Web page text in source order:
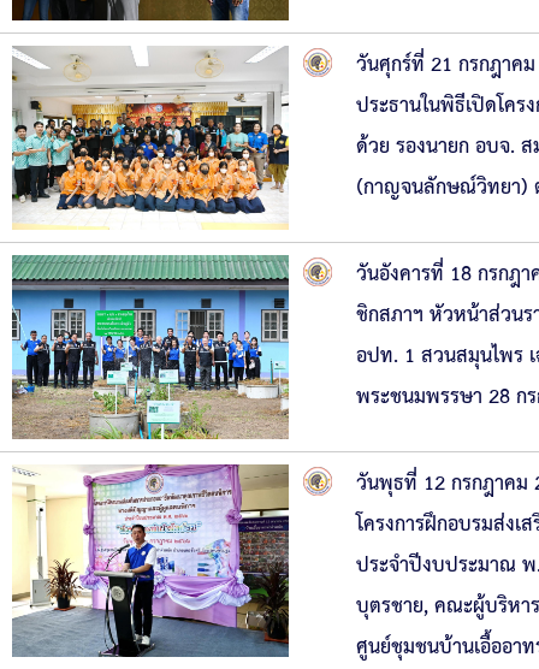
วันศุกร์ที่ 21 กรกฎาค
ประธานในพิธีเปิดโค
ด้วย รองนายก อบจ.
(กาญจนลักษณ์วิทยา)
วันอังคารที่ 18 กรกฎ
ชิกสภาฯ หัวหน้าส่วน
อปท. 1 สวนสมุนไพร
พระชนมพรรษา 28 ก
วันพุธที่ 12 กรกฎาคม
โครงการฝึกอบรมส่ง
ประจำปีงบประมาณ
บุตรชาย, คณะผู้บริหา
ศูนย์ชุมชนบ้านเอื้ออา